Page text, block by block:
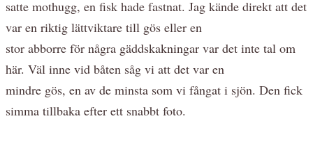
satte mothugg, en fisk hade fastnat. Jag kände direkt att det
var en riktig lättviktare till gös eller en
stor abborre för några gäddskakningar var det inte tal om
här. Väl inne vid båten såg vi att det var en
mindre gös, en av de minsta som vi fångat i sjön. Den fick
simma tillbaka efter ett snabbt foto.